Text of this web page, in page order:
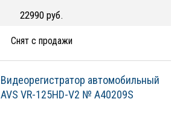
22990 руб.
Снят с продажи
Видеорегистратор автомобильный
AVS VR-125HD-V2 № A40209S